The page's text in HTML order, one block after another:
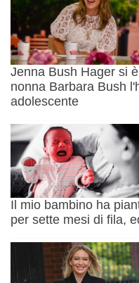
Jenna Bush Hager si
nonna Barbara Bush
adolescente
Il mio bambino ha
per sette mesi di fila,